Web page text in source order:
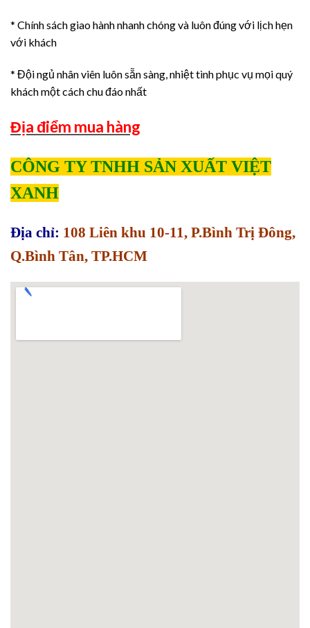
* Chính sách giao hành nhanh chóng và luôn đúng với lịch hẹn
với khách
* Đội ngủ nhân viên luôn sẵn sàng, nhiệt tình phục vụ mọi quý
khách một cách chu đáo nhất
Địa điểm mua hàng
CÔNG TY TNHH SẢN XUẤT VIỆT
XANH
Địa chỉ: 108 Liên khu 10-11, P.Bình Trị Đông,
Q.Bình Tân, TP.HCM